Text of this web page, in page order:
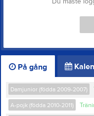
På gång
Damjunior (födda 2009-2007)
A-pojk (födda 2010-2011)